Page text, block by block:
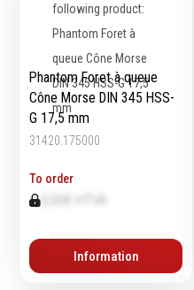
Phantom Foret à queue
Cône Morse DIN 345 HSS-
G 17,5 mm
31420.175000
To order
0,00€ HTVA
Information